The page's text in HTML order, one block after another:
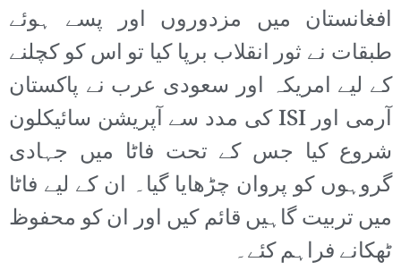
افغانستان میں مزدوروں اور پسے ہوئے
طبقات نے ثور انقلاب برپا کیا تو اس کو کچلنے
کے لیے امریکہ اور سعودی عرب نے پاکستان
آرمی اور ISI کی مدد سے آپریشن سائیکلون
شروع کیا جس کے تحت فاٹا میں جہادی
گروہوں کو پروان چڑھایا گیا۔ ان کے لیے فاٹا
میں تربیت گاہیں قائم کیں اور ان کو محفوظ
ٹھکانے فراہم کئے۔